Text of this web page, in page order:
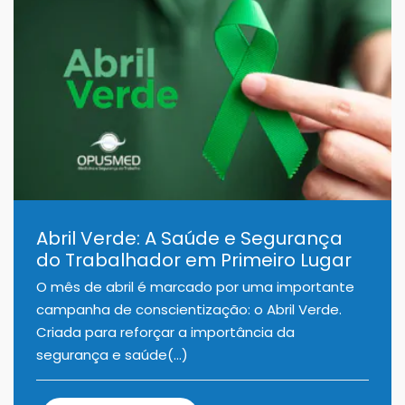
Abril Verde: A Saúde e Segurança
do Trabalhador em Primeiro Lugar
O mês de abril é marcado por uma importante
campanha de conscientização: o Abril Verde.
Criada para reforçar a importância da
segurança e saúde(...)